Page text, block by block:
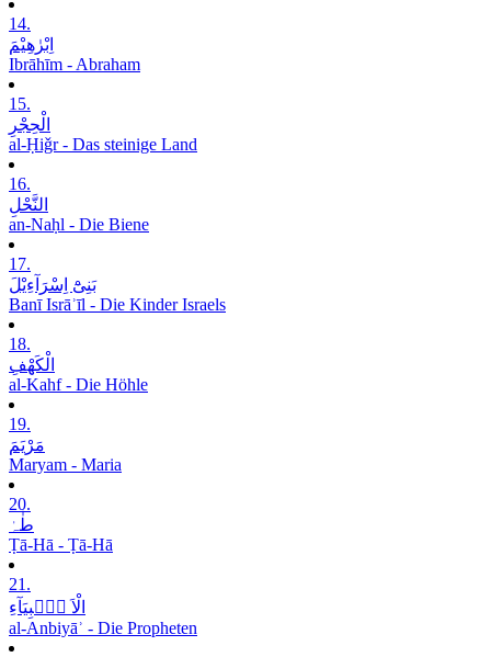
14.
اِبْرٰھِیْمَ
Ibrāhīm - Abraham
15.
الْحِجْرِ
al-Ḥiǧr - Das steinige Land
16.
النَّحْلِ
an-Naḥl - Die Biene
17.
بَنِیْٓ اِسْرَآءِیْلَ
Banī Isrāʾīl - Die Kinder Israels
18.
الْکَھْفِ
al-Kahf - Die Höhle
19.
مَرْیَمَ
Maryam - Maria
20.
طٰہٰ
Ṭā-Hā - Ṭā-Hā
21.
الْاَ نۡۢبِیَآءِ
al-Anbiyāʾ - Die Propheten